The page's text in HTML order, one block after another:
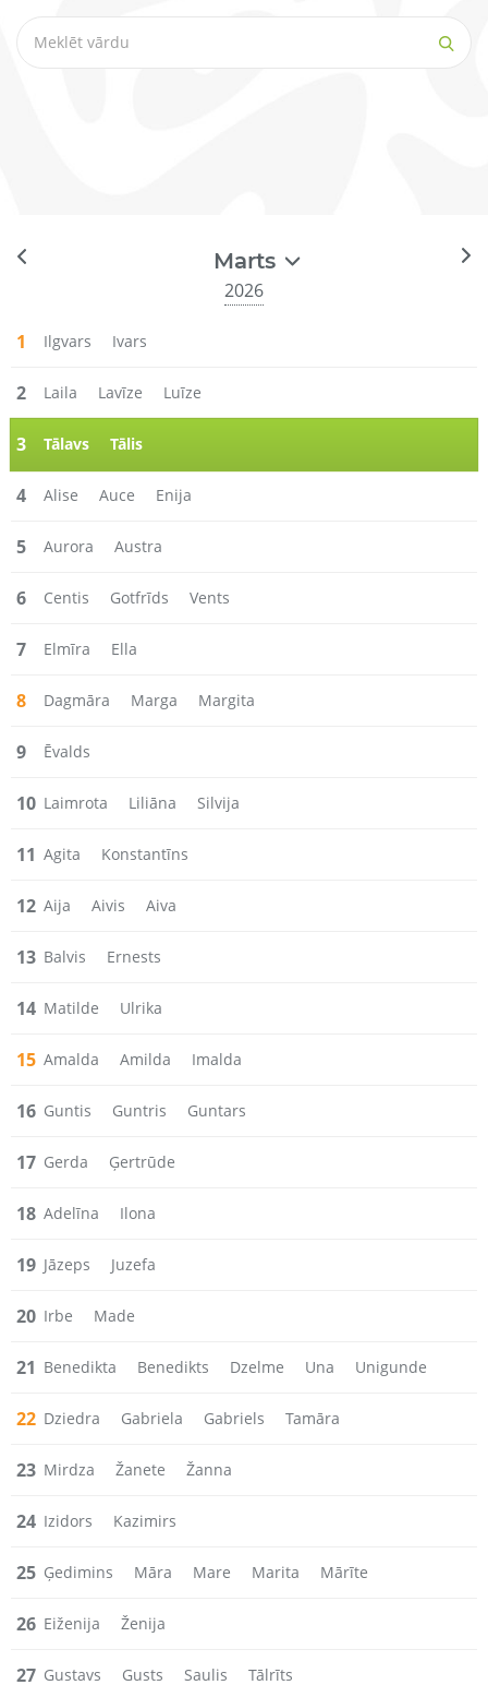
Marts
2026
1 Ilgvars Ivars
2 Laila Lavīze Luīze
3 Tālavs Tālis
4 Alise Auce Enija
5 Aurora Austra
6 Centis Gotfrīds Vents
7 Elmīra Ella
8 Dagmāra Marga Margita
9 Ēvalds
10 Laimrota Liliāna Silvija
11 Agita Konstantīns
12 Aija Aivis Aiva
13 Balvis Ernests
14 Matilde Ulrika
15 Amalda Amilda Imalda
16 Guntis Guntris Guntars
17 Gerda Ģertrūde
18 Adelīna Ilona
19 Jāzeps Juzefa
20 Irbe Made
21 Benedikta Benedikts Dzelme Una Unigunde
22 Dziedra Gabriela Gabriels Tamāra
23 Mirdza Žanete Žanna
24 Izidors Kazimirs
25 Ģedimins Māra Mare Marita Mārīte
26 Eiženija Ženija
27 Gustavs Gusts Saulis Tālrīts